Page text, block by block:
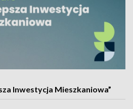
Inwestycja Mieszkaniowa”